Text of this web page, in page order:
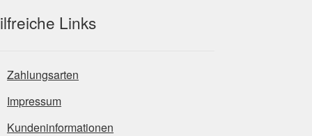
Links
Zahlungsarten
Impressum
Kundeninformationen